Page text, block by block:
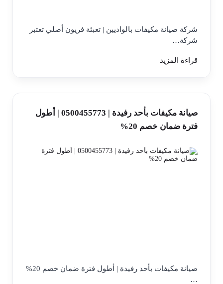
شركة صيانة مكيفات بالواديين | تعبئة فريون أصلي تعتبر
شركة…
قراءة المزيد
صيانة مكيفات بأحد رفيدة | 0500455773 | أطول
فترة ضمان خصم 20%
صيانة مكيفات بأحد رفيدة | أطول فترة ضمان خصم 20%
…